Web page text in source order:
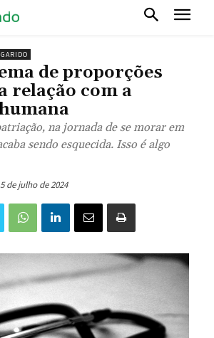
de proporções
relação com a
na jornada de se morar em
sendo esquecida. Isso é algo
5 de julho de 2024